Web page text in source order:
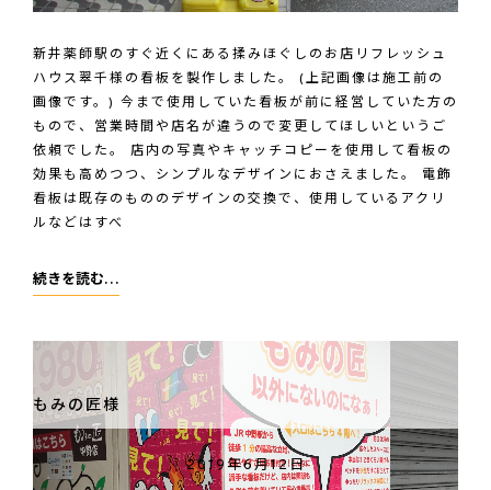
板
新井薬師駅のすぐ近くにある揉みほぐしのお店リフレッシュ
ハウス翠千様の看板を製作しました。 (上記画像は施工前の
画像です。) 今まで使用していた看板が前に経営していた方の
もので、営業時間や店名が違うので変更してほしいというご
依頼でした。 店内の写真やキャッチコピーを使用して看板の
効果も高めつつ、シンプルなデザインにおさえました。 電飾
看板は既存のもののデザインの交換で、使用しているアクリ
ルなどはすべ
続きを読む…
レ
ッ
シ
ハ
ウ
もみの匠様
2019年6月12日